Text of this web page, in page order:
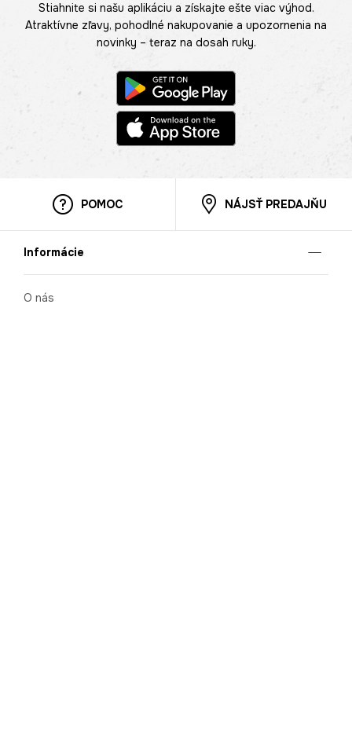
Stiahnite si našu aplikáciu a získajte ešte viac výhod.
Atraktívne zľavy, pohodlné nakupovanie a upozornenia na
novinky – teraz na dosah ruky.
POMOC NÁJSŤ PREDAJŇU
Informácie
O nás